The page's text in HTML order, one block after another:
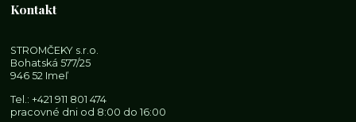
Kontakt
STROMČEKY s.r.o.
Bohatská 577/25
946 52 Imeľ
Tel.:+421 911 801 474
pracovné dni od 8:00 do 16:00